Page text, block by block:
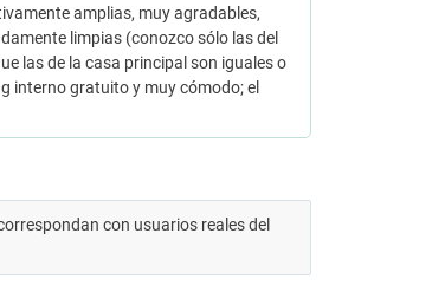
amplias, muy agradables,
limpias (conozco sólo las del
las de la casa principal son iguales o
interno gratuito y muy cómodo; el
con usuarios reales del